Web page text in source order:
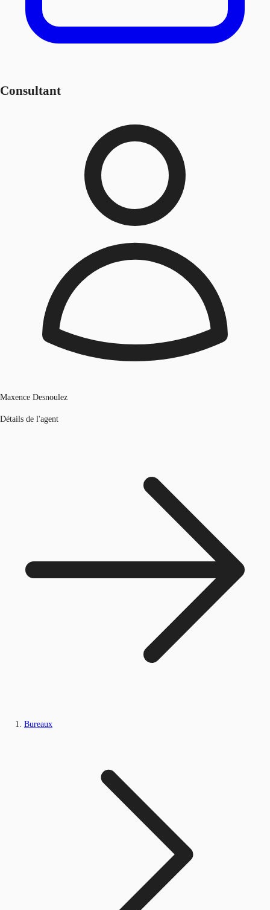
Consultant
Maxence Desnoulez
Détails de l'agent
Bureaux